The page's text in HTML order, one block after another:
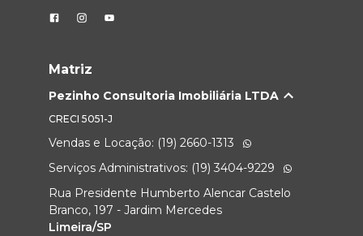
Matriz
Pezinho Consultoria Imobiliária LTDA
CRECI 5051-J
Vendas e Locação: (19) 2660-1313
Serviços Administrativos: (19) 3404-9229
Rua Presidente Humberto Alencar Castelo
Branco, 197 - Jardim Mercedes
Limeira/SP